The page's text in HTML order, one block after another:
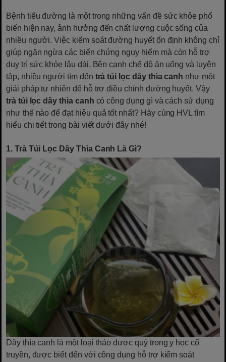
Bệnh tiểu đường là một trong những vấn đề sức khỏe phổ
biến hiện nay, ảnh hưởng đến chất lượng cuộc sống của
nhiều người. Việc kiểm soát đường huyết ổn định không chỉ
giúp ngăn ngừa các biến chứng nguy hiểm mà còn hỗ trợ
duy trì sức khỏe lâu dài. Bên cạnh chế độ ăn uống và luyện
tập, nhiều người tìm đến trà túi lọc dây thìa canh như một
giải pháp tự nhiên để hỗ trợ điều chỉnh đường huyết. Vậy
trà túi lọc dây thìa canh có công dụng gì và cách sử dụng
như thế nào để đạt hiệu quả tốt nhất? Hãy cùng HVL tìm
hiểu chi tiết trong bài viết dưới đây nhé!
1. Trà Túi Lọc Dây Thìa Canh Là Gì?
Dây thìa canh là một loại thảo dược quý trong y học cổ
truyền, được biết đến với công dụng hỗ trợ kiểm soát